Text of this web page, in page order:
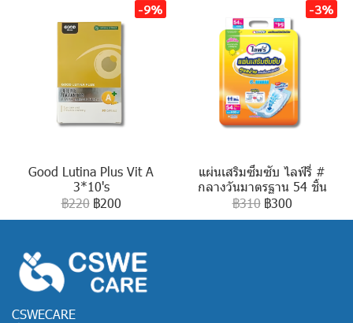
-9%
Good Lutina Plus Vit A
3*10's
฿220 ฿200
-3%
แผ่นเสริมซึมซับ ไลฟ์รี่ #
กลางวันมาตรฐาน 54 ชิ้น
฿310 ฿300
CSWECARE